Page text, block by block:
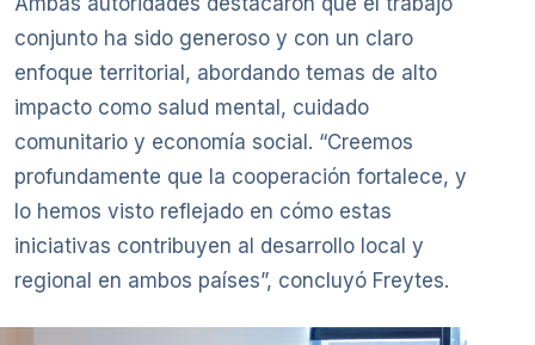
conjunto ha sido generoso y con un claro
enfoque territorial, abordando temas de alto
impacto como salud mental, cuidado
comunitario y economía social. “Creemos
profundamente que la cooperación fortalece, y
lo hemos visto reflejado en cómo estas
iniciativas contribuyen al desarrollo local y
regional en ambos países”, concluyó Freytes.